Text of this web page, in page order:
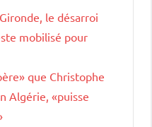
le désarroi
mobilisé pour
que Christophe
Algérie, «puisse